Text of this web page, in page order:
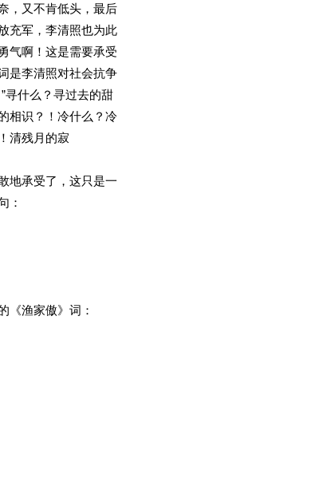
，又不肯低头，最后
充军，李清照也为此
气啊！这是需要承受
是李清照对社会抗争
寻什么？寻过去的甜
相识？！冷什么？冷
清残月的寂
地承受了，这只是一
：
《渔家傲》词：